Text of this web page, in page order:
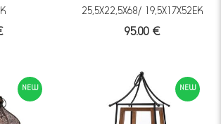
25,5Χ22,5Χ68/ 19,5Χ17Χ52ΕΚ
95.00 €
NEW NEW